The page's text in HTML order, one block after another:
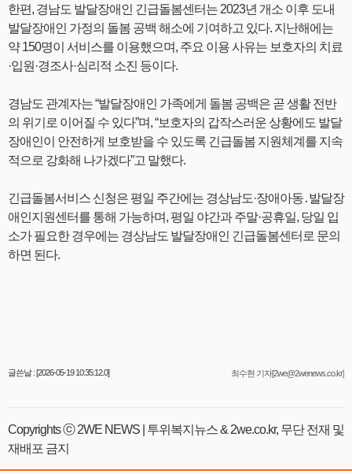
한편, 경남도 발달장애인 긴급돌봄센터는 2023년 개소 이후 도내
발달장애인 가정의 돌봄 공백 해소에 기여하고 있다. 지난해에는
약 150명이 서비스를 이용했으며, 주요 이용 사유는 보호자의 치료
·입원·경조사·심리적 소진 등이다.
경남도 관계자는 “발달장애인 가족에게 돌봄 공백은 곧 생활 전반
의 위기로 이어질 수 있다”며, “보호자의 갑작스러운 상황에도 발달
장애인이 안전하게 보호받을 수 있도록 긴급돌봄 지원체계를 지속
적으로 강화해 나가겠다”고 말했다.
긴급돌봄서비스 신청은 평일 주간에는 경상남도·장애아동․발달장
애인지원센터를 통해 가능하며, 평일 야간과 주말·공휴일, 당일 입
소가 필요한 경우에는 경상남도 발달장애인 긴급돌봄센터로 문의
하면 된다.
글쓴날 : [2026-05-19 10:35:12.0] 최수현 기자[2we@2wenews.co.kr]
Copyrights ⓒ 2WE NEWS | 투위복지뉴스 & 2we.co.kr, 무단 전재 및
재배포 금지